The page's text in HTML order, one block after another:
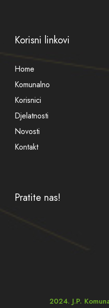
Korisni linkovi
Home
Komunalno
Korisnici
Djelatnosti
Novosti
Kontakt
Pratite nas!
2024. J.P.